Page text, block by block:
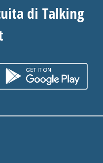
di Talking